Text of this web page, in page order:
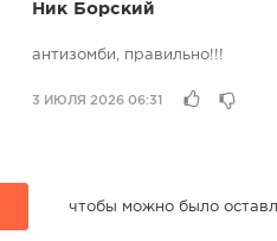
Ник Борский
антизомби, правильно!!!
3 ИЮЛЯ 2026 06:31
чтобы можно было